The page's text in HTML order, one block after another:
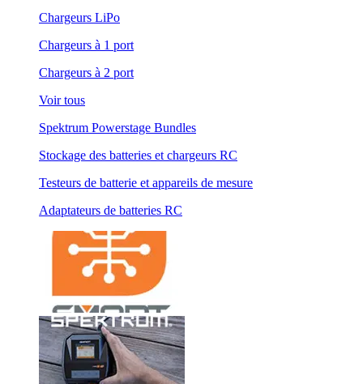
Chargeurs LiPo
Chargeurs à 1 port
Chargeurs à 2 port
Voir tous
Spektrum Powerstage Bundles
Stockage des batteries et chargeurs RC
Testeurs de batterie et appareils de mesure
Adaptateurs de batteries RC